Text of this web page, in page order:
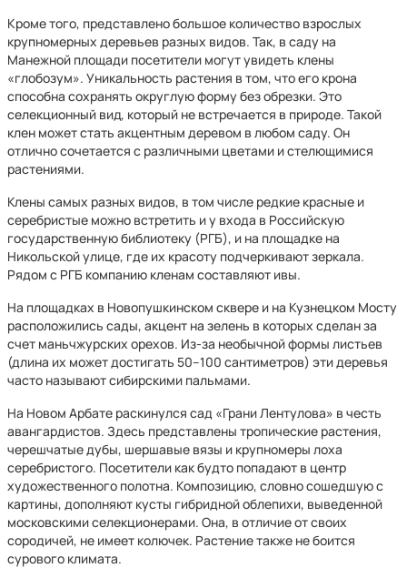
Кроме того, представлено большое количество взрослых
крупномерных деревьев разных видов. Так, в саду на
Манежной площади посетители могут увидеть клены
«глобозум». Уникальность растения в том, что его крона
способна сохранять округлую форму без обрезки. Это
селекционный вид, который не встречается в природе. Такой
клен может стать акцентным деревом в любом саду. Он
отлично сочетается с различными цветами и стелющимися
растениями.
Клены самых разных видов, в том числе редкие красные и
серебристые можно встретить и у входа в Российскую
государственную библиотеку (РГБ), и на площадке на
Никольской улице, где их красоту подчеркивают зеркала.
Рядом с РГБ компанию кленам составляют ивы.
На площадках в Новопушкинском сквере и на Кузнецком Мосту
расположились сады, акцент на зелень в которых сделан за
счет маньчжурских орехов. Из-за необычной формы листьев
(длина их может достигать 50–100 сантиметров) эти деревья
часто называют сибирскими пальмами.
На Новом Арбате раскинулся сад «Грани Лентулова» в честь
авангардистов. Здесь представлены тропические растения,
черешчатые дубы, шершавые вязы и крупномеры лоха
серебристого. Посетители как будто попадают в центр
художественного полотна. Композицию, словно сошедшую с
картины, дополняют кусты гибридной облепихи, выведенной
московскими селекционерами. Она, в отличие от своих
сородичей, не имеет колючек. Растение также не боится
сурового климата.